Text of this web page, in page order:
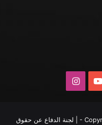
يوتيوبانستقرام
© Copyright 2026, All Rights Reserved - | لجنة الدفاع عن حقوق